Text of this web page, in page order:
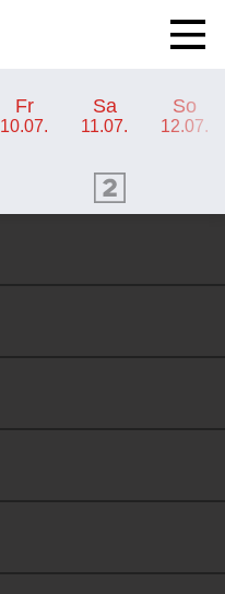
Fr
10.07.
Sa
11.07.
So
12.07.
ORF 2 Programm